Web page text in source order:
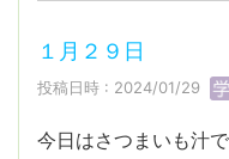
１月２９日
投稿日時 : 2024/01/29
今日はさつまいも汁